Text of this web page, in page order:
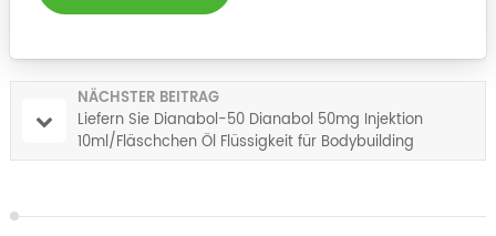
NÄCHSTER BEITRAG
Liefern Sie Dianabol-50 Dianabol 50mg Injektion
10ml/Fläschchen Öl Flüssigkeit für Bodybuilding